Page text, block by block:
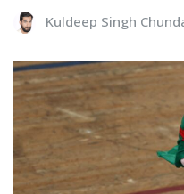
Kuldeep Singh